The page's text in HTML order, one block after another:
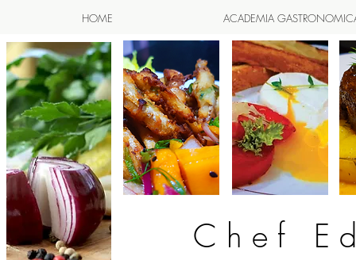
HOME ACADEMIA
Chef